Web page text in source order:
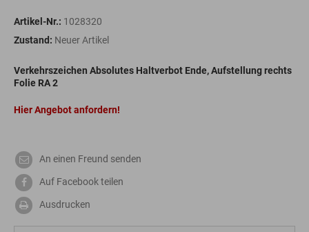
Artikel-Nr.: 1028320
Zustand: Neuer Artikel
Verkehrszeichen Absolutes Haltverbot Ende, Aufstellung rechts
Folie RA 2
Hier Angebot anfordern!
An einen Freund senden
Auf Facebook teilen
Ausdrucken